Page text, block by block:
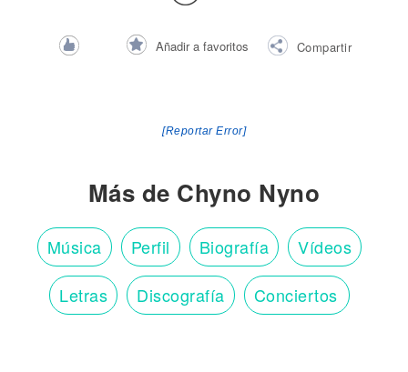
Añadir a favoritos Compartir
[Reportar Error]
Más de Chyno Nyno
Música Perfil Biografía Vídeos
Letras Discografía Conciertos